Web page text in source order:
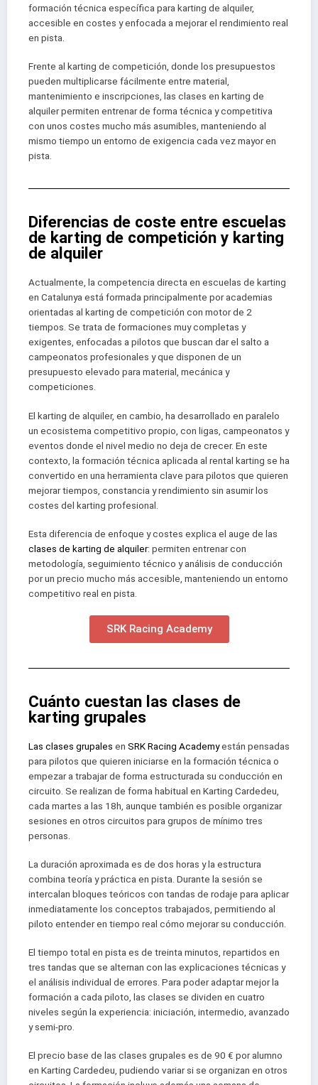
formación técnica específica para karting de alquiler,
accesible en costes y enfocada a mejorar el rendimiento real
en pista.
Frente al karting de competición, donde los presupuestos
pueden multiplicarse fácilmente entre material,
mantenimiento e inscripciones, las clases en karting de
alquiler permiten entrenar de forma técnica y competitiva
con unos costes mucho más asumibles, manteniendo al
mismo tiempo un entorno de exigencia cada vez mayor en
pista.
Diferencias de coste entre escuelas
de karting de competición y karting
de alquiler
Actualmente, la competencia directa en escuelas de karting
en Catalunya está formada principalmente por academias
orientadas al karting de competición con motor de 2
tiempos. Se trata de formaciones muy completas y
exigentes, enfocadas a pilotos que buscan dar el salto a
campeonatos profesionales y que disponen de un
presupuesto elevado para material, mecánica y
competiciones.
El karting de alquiler, en cambio, ha desarrollado en paralelo
un ecosistema competitivo propio, con ligas, campeonatos y
eventos donde el nivel medio no deja de crecer. En este
contexto, la formación técnica aplicada al rental karting se ha
convertido en una herramienta clave para pilotos que quieren
mejorar tiempos, constancia y rendimiento sin asumir los
costes del karting profesional.
Esta diferencia de enfoque y costes explica el auge de las
clases de karting de alquiler: permiten entrenar con
metodología, seguimiento técnico y análisis de conducción
por un precio mucho más accesible, manteniendo un entorno
competitivo real en pista.
SRK Racing Academy
Cuánto cuestan las clases de
karting grupales
Las clases grupales en SRK Racing Academyestán pensadas
para pilotos que quieren iniciarse en la formación técnica o
empezar a trabajar de forma estructurada su conducción en
circuito. Se realizan de forma habitual en Karting Cardedeu,
cada martes a las 18h, aunque también es posible organizar
sesiones en otros circuitos para grupos de mínimo tres
personas.
La duración aproximada es de dos horas y la estructura
combina teoría y práctica en pista. Durante la sesión se
intercalan bloques teóricos con tandas de rodaje para aplicar
inmediatamente los conceptos trabajados, permitiendo al
piloto entender en tiempo real cómo mejorar su conducción.
El tiempo total en pista es de treinta minutos, repartidos en
tres tandas que se alternan con las explicaciones técnicas y
el análisis individual de errores. Para poder adaptar mejor la
formación a cada piloto, las clases se dividen en cuatro
niveles según la experiencia: iniciación, intermedio, avanzado
y semi-pro.
El precio base de las clases grupales es de 90 € por alumno
en Karting Cardedeu, pudiendo variar si se organizan en otros